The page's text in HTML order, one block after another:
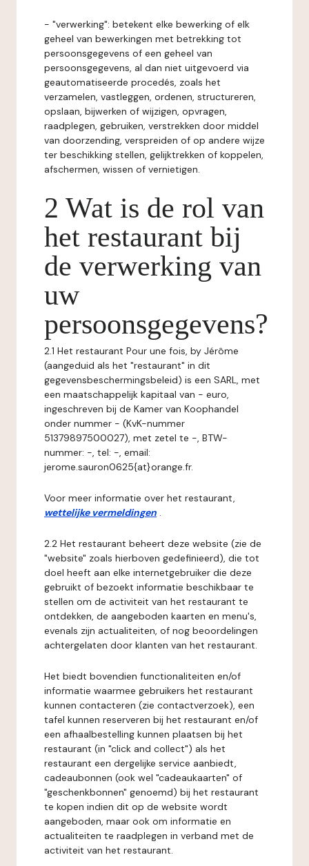
- "verwerking": betekent elke bewerking of elk
geheel van bewerkingen met betrekking tot
persoonsgegevens of een geheel van
persoonsgegevens, al dan niet uitgevoerd via
geautomatiseerde procedés, zoals het
verzamelen, vastleggen, ordenen, structureren,
opslaan, bijwerken of wijzigen, opvragen,
raadplegen, gebruiken, verstrekken door middel
van doorzending, verspreiden of op andere wijze
ter beschikking stellen, gelijktrekken of koppelen,
afschermen, wissen of vernietigen.
2 Wat is de rol van
het restaurant bij
de verwerking van
uw
persoonsgegevens?
2.1 Het restaurant Pour une fois, by Jérôme
(aangeduid als het "restaurant" in dit
gegevensbeschermingsbeleid) is een SARL, met
een maatschappelijk kapitaal van - euro,
ingeschreven bij de Kamer van Koophandel
onder nummer - (KvK-nummer
51379897500027), met zetel te -, BTW-
nummer: -, tel: -, email:
jerome.sauron0625{at}orange.fr.
Voor meer informatie over het restaurant,
wettelijke vermeldingen .
2.2 Het restaurant beheert deze website (zie de
"website" zoals hierboven gedefinieerd), die tot
doel heeft aan elke internetgebruiker die deze
gebruikt of bezoekt informatie beschikbaar te
stellen om de activiteit van het restaurant te
ontdekken, de aangeboden kaarten en menu's,
evenals zijn actualiteiten, of nog beoordelingen
achtergelaten door klanten van het restaurant.
Het biedt bovendien functionaliteiten en/of
informatie waarmee gebruikers het restaurant
kunnen contacteren (zie contactverzoek), een
tafel kunnen reserveren bij het restaurant en/of
een afhaalbestelling kunnen plaatsen bij het
restaurant (in "click and collect") als het
restaurant een dergelijke service aanbiedt,
cadeaubonnen (ook wel "cadeaukaarten" of
"geschenkbonnen" genoemd) bij het restaurant
te kopen indien dit op de website wordt
aangeboden, maar ook om informatie en
actualiteiten te raadplegen in verband met de
activiteit van het restaurant.